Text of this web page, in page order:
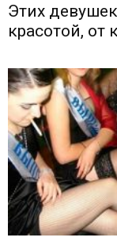
Этих
красотой, от